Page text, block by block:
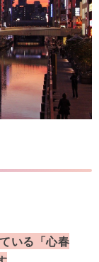
いる「心春